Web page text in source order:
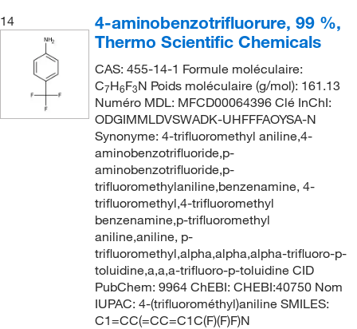
14
4-aminobenzotrifluorure, 99 %,
Thermo Scientific Chemicals
CAS: 455-14-1 Formule moléculaire:
C7H6F3N Poids moléculaire (g/mol): 161.13
Numéro MDL: MFCD00064396 Clé InChI:
ODGIMMLDVSWADK-UHFFFAOYSA-N
Synonyme: 4-trifluoromethyl aniline,4-
aminobenzotrifluoride,p-
aminobenzotrifluoride,p-
trifluoromethylaniline,benzenamine, 4-
trifluoromethyl,4-trifluoromethyl
benzenamine,p-trifluoromethyl
aniline,aniline, p-
trifluoromethyl,alpha,alpha,alpha-trifluoro-p-
toluidine,a,a,a-trifluoro-p-toluidine CID
PubChem: 9964 ChEBI: CHEBI:40750 Nom
IUPAC: 4-(trifluorométhyl)aniline SMILES:
C1=CC(=CC=C1C(F)(F)F)N